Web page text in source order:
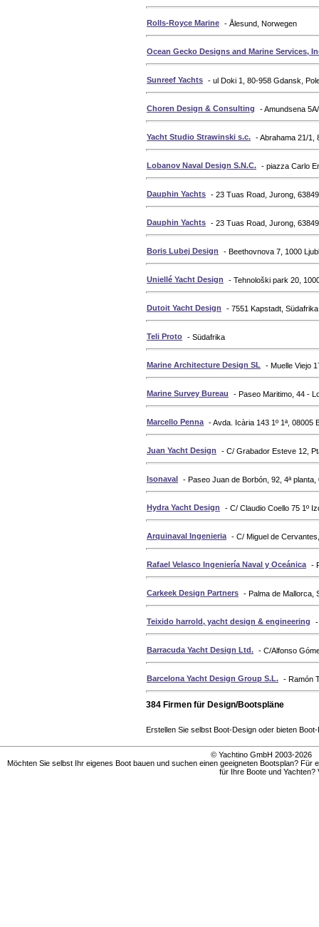
Rolls-Royce Marine - Ålesund, Norwegen
Ocean Gecko Designs and Marine Services,
Sunreef Yachts - ul Doki 1, 80-958 Gdansk,
Choren Design & Consulting - Amundsena
Yacht Studio Strawinski s.c. - Abrahama 21/1,
Lobanov Naval Design S.N.C. - piazza Carlo
Dauphin Yachts - 23 Tuas Road, Jurong,
Dauphin Yachts - 23 Tuas Road, Jurong,
Boris Lubej Design - Beethovnova 7, 1000
Uniellé Yacht Design - Tehnološki park 20,
Dutoit Yacht Design - 7551 Kapstadt, Südafrika
Teli Proto - Südafrika
Marine Architecture Design SL - Muelle Viejo
Marine Survey Bureau - Paseo Maritimo, 44 -
Marcello Penna - Avda. Icària 143 1º 1ª, 08005
Juan Yacht Design - C/ Grabador Esteve 12,
Isonaval - Paseo Juan de Borbón, 92, 4ª
Hydra Yacht Design - C/ Claudio Coello 75 1º
Arquinaval Ingenieria - C/ Miguel de
Rafael Velasco Ingeniería Naval y Oceánica -
Carkeek Design Partners - Palma de Mallorca,
Teixido harrold, yacht design & engineering
Barracuda Yacht Design Ltd. - C/Alfonso
Barcelona Yacht Design Group S.L. - Ramón
384 Firmen für Design/Bootspläne
Erstellen Sie selbst Boot-Design oder bieten
© Yachtino GmbH 2003-
Möchten Sie selbst Ihr eigenes Boot bauen und suchen einen geeigneten Bootsplan?
für Ihre Boote und Yachten?